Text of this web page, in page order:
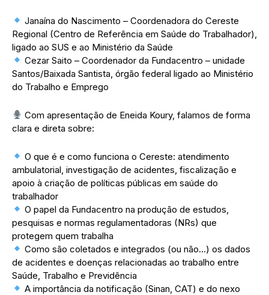
Janaína do Nascimento – Coordenadora do Cereste
Regional (Centro de Referência em Saúde do Trabalhador),
ligado ao SUS e ao Ministério da Saúde
Cezar Saito – Coordenador da Fundacentro – unidade
Santos/Baixada Santista, órgão federal ligado ao Ministério
do Trabalho e Emprego
Com apresentação de Eneida Koury, falamos de forma
clara e direta sobre:
O que é e como funciona o Cereste: atendimento
ambulatorial, investigação de acidentes, fiscalização e
apoio à criação de políticas públicas em saúde do
trabalhador
O papel da Fundacentro na produção de estudos,
pesquisas e normas regulamentadoras (NRs) que
protegem quem trabalha
Como são coletados e integrados (ou não…) os dados
de acidentes e doenças relacionadas ao trabalho entre
Saúde, Trabalho e Previdência
A importância da notificação (Sinan, CAT) e do nexo